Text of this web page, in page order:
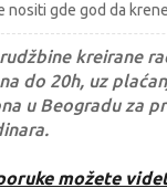
nositi gde god da
kreirane
do 20h, uz
u Beogradu za
možete